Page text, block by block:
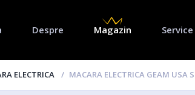
Despre Magazin
ELECTRICA MACARA ELECTRICA GEAM USA